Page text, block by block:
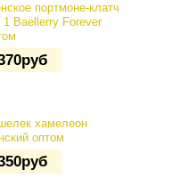
портмоне-клатч
1 Baellerry Forever
руб
хамелеон
оптом
руб